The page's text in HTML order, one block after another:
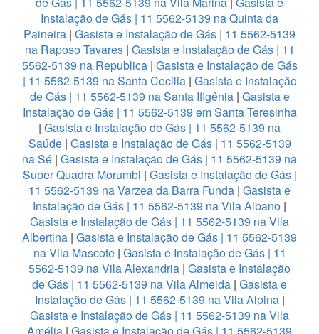
Instalação de Gás | 11 5562-5139 na Quinta da
Paineira | Gasista e Instalação de Gás | 11 5562-5139
na Raposo Tavares| Gasista e Instalação de Gás | 11
5562-5139 na Republica| Gasista e Instalação de Gás
| 11 5562-5139 na Santa Cecilia| Gasista e Instalação
de Gás | 11 5562-5139 na Santa Ifigênia | Gasista e
Instalação de Gás | 11 5562-5139 em Santa Teresinha
| Gasista e Instalação de Gás | 11 5562-5139 na
Saúde| Gasista e Instalação de Gás | 11 5562-5139
na Sé | Gasista e Instalação de Gás | 11 5562-5139 na
Super Quadra Morumbi | Gasista e Instalação de Gás |
11 5562-5139 na Varzea da Barra Funda | Gasista e
Instalação de Gás | 11 5562-5139 na Vila Albano |
Gasista e Instalação de Gás | 11 5562-5139 na Vila
Albertina | Gasista e Instalação de Gás | 11 5562-5139
na Vila Mascote| Gasista e Instalação de Gás | 11
5562-5139 na Vila Alexandria | Gasista e Instalação
de Gás | 11 5562-5139 na Vila Almeida | Gasista e
Instalação de Gás | 11 5562-5139 na Vila Alpina |
Gasista e Instalação de Gás | 11 5562-5139 na Vila